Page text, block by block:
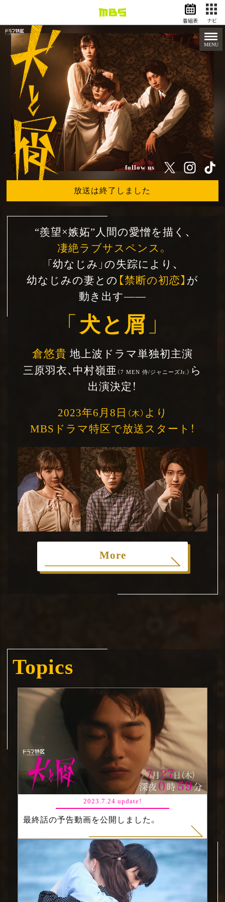
情報・報道
バラエティ
ドラマ
アニメ
スポーツ
動画イズム ニュース
天気・防災 イベント
映画 アナウンサー
グッズ
EN 検索
番組表 ナビ
MENU
follow us
“羨望×嫉妬” 人間の愛憎を描く、
凄絶ラブサスペンス。
「幼なじみ」の失踪により、
幼なじみの妻との 【禁断の初恋】 が
動き出す――
「 犬と屑 」
倉悠貴 地上波ドラマ単独初主演
三原羽衣、 中村嶺亜 （7 MEN 侍/ジャニーズJr.） ら
出演決定！
2023年6月8日 （木） より
MBSドラマ特区で放送スタート！
More
Topics
2023.7.24 update!
最終話の予告動画を公開しました。